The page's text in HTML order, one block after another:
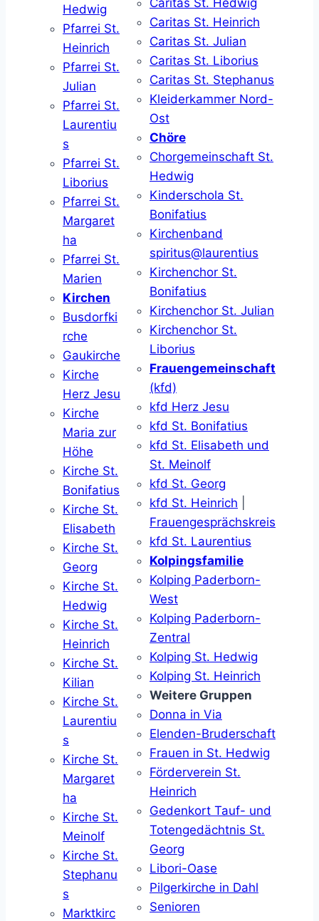
Hedwig
Pfarrei St.
Heinrich
Pfarrei St.
Julian
Pfarrei St.
Laurentiu
s
Pfarrei St.
Liborius
Pfarrei St.
Margaret
ha
Pfarrei St.
Marien
Kirchen
Busdorfki
rche
Gaukirche
Kirche
Herz Jesu
Kirche
Maria zur
Höhe
Kirche St.
Bonifatius
Kirche St.
Elisabeth
Kirche St.
Georg
Kirche St.
Hedwig
Kirche St.
Heinrich
Kirche St.
Kilian
Kirche St.
Laurentiu
s
Kirche St.
Margaret
ha
Kirche St.
Meinolf
Kirche St.
Stephanu
s
Marktkirc
Caritas St. Hedwig
Caritas St. Heinrich
Caritas St. Julian
Caritas St. Liborius
Caritas St. Stephanus
Kleiderkammer Nord-
Ost
Chöre
Chorgemeinschaft St.
Hedwig
Kinderschola St.
Bonifatius
Kirchenband
spiritus@laurentius
Kirchenchor St.
Bonifatius
Kirchenchor St. Julian
Kirchenchor St.
Liborius
Frauengemeinschaft
(kfd)
kfd Herz Jesu
kfd St. Bonifatius
kfd St. Elisabeth und
St. Meinolf
kfd St. Georg
kfd St. Heinrich
Frauengesprächskreis
kfd St. Laurentius
Kolpingsfamilie
Kolping Paderborn-
West
Kolping Paderborn-
Zentral
Kolping St. Hedwig
Kolping St. Heinrich
Weitere Gruppen
Donna in Via
Elenden-Bruderschaft
Frauen in St. Hedwig
Förderverein St.
Heinrich
Gedenkort Tauf- und
Totengedächtnis St.
Georg
Libori-Oase
Pilgerkirche in Dahl
Senioren